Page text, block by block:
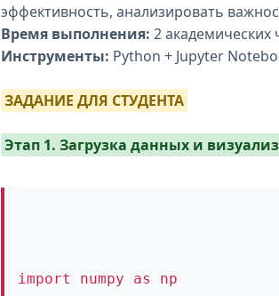
эффективность, анализировать
Время выполнения: 2 академических
Инструменты: Python + Jupyter
ЗАДАНИЕ ДЛЯ СТУДЕНТА
Этап 1. Загрузка данных и
import numpy as np